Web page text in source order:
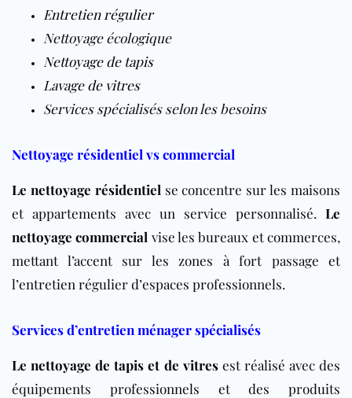
Entretien régulier
Nettoyage écologique
Nettoyage de tapis
Lavage de vitres
Services spécialisés selon les besoins
Nettoyage résidentiel vs commercial
Le nettoyage résidentiel se concentre sur les maisons
et appartements avec un service personnalisé. Le
nettoyage commercial vise les bureaux et commerces,
mettant l’accent sur les zones à fort passage et
l’entretien régulier d’espaces professionnels.
Services d’entretien ménager spécialisés
Le nettoyage de tapis et de vitresest réalisé avec des
équipements professionnels et des produits